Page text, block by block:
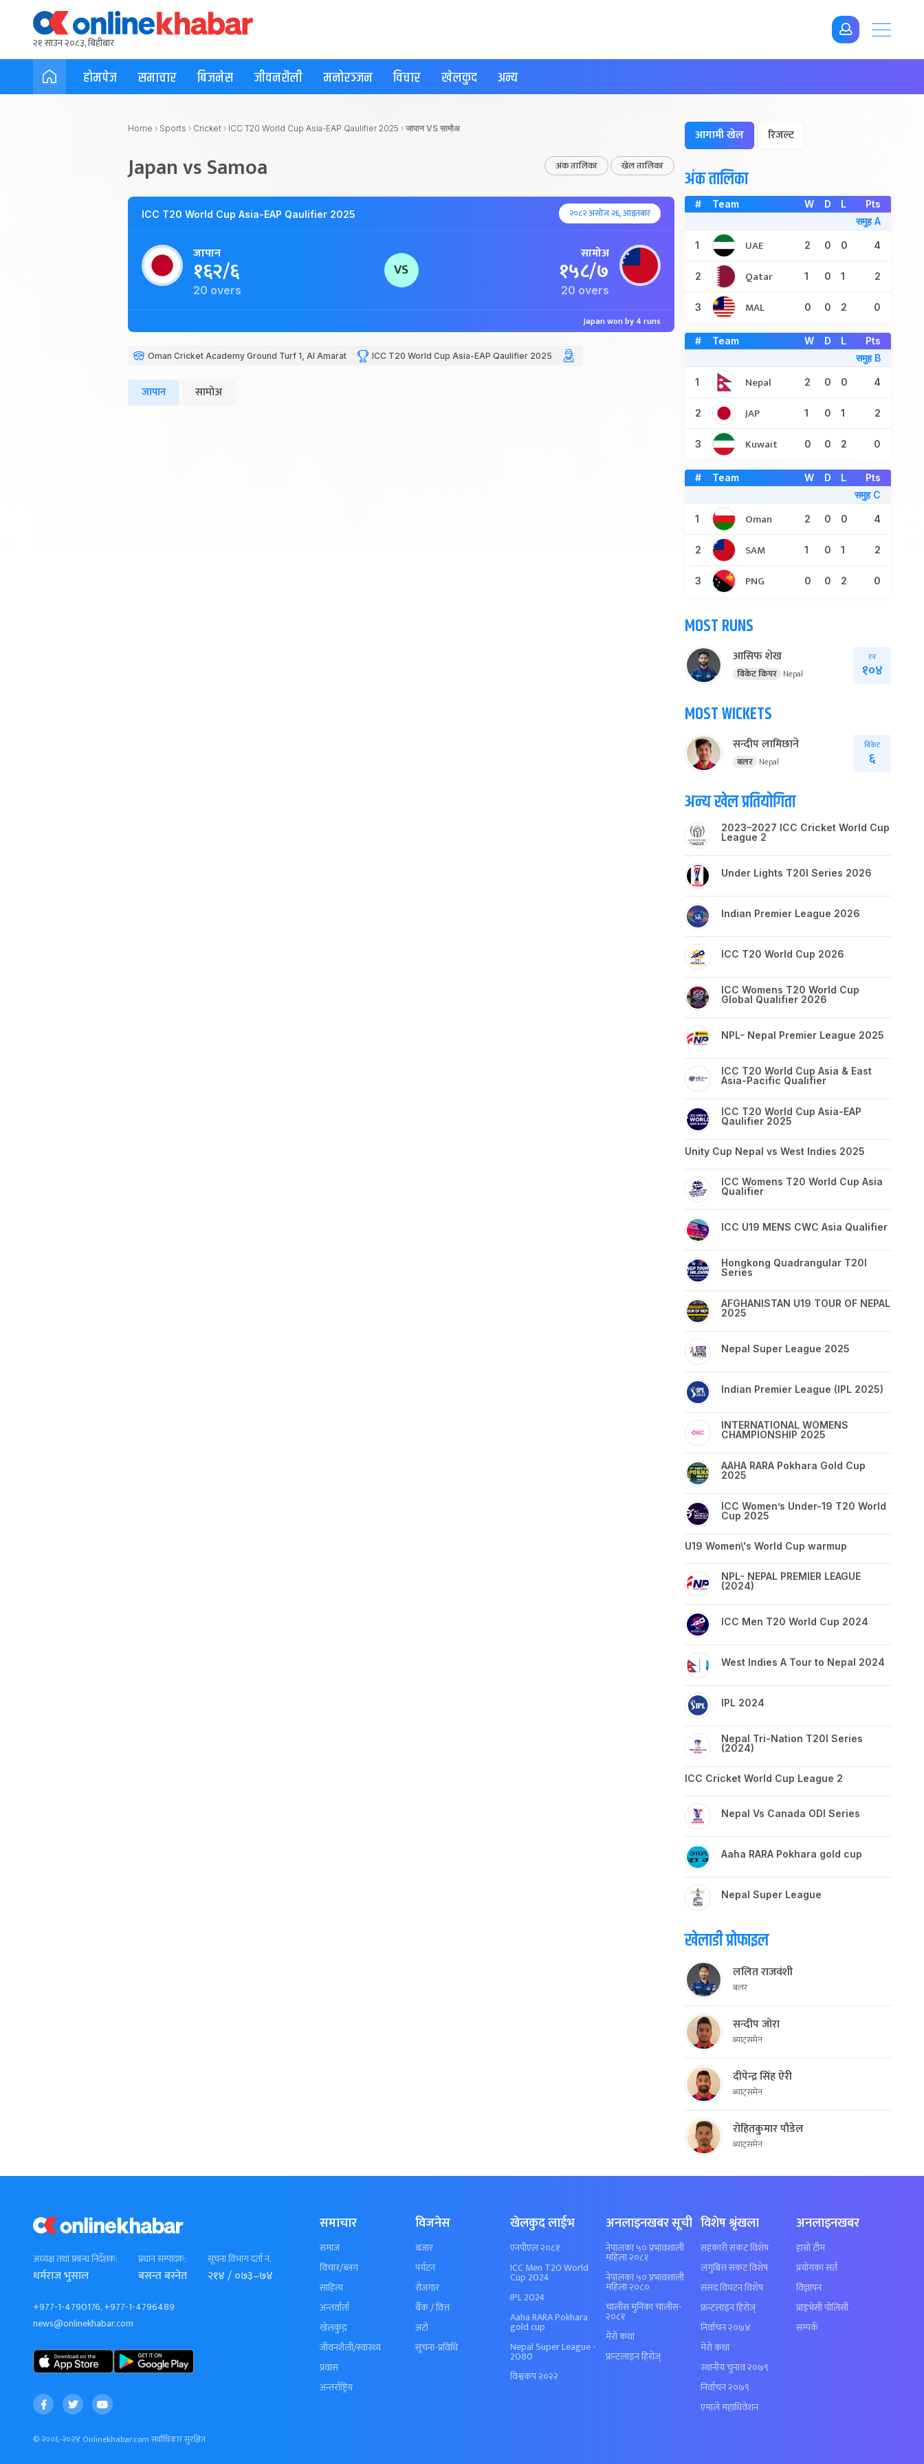
२१ साउन २०८३, बिहीबार
होमपेज समाचार बिजनेस जीवनशैली मनोरञ्जन विचार खेलकुद अन्य
Home › Sports › Cricket › ICC T20 World Cup Asia-EAP Qaulifier 2025 › जापान VS सामोअ
Japan vs Samoa अंक तालिका खेल तालिका
ICC T20 World Cup Asia-EAP Qaulifier 2025 २०८२ असोज २६, आइतबार
जापान
१६२/६
20 overs
VS
सामोअ
१५८/७
20 overs
Japan won by 4 runs
Oman Cricket Academy Ground Turf 1, Al Amarat ICC T20 World Cup Asia-EAP Qaulifier 2025
जापान सामोअ
आगामी खेल रिजल्ट
अंक तालिका
# Team W D L
Pts
समुह A
1 UAE 2 0 0 4
2 Qatar 1 0 1 2
3 MAL 0 0 2 0
# Team W D L
Pts
समुह B
1 Nepal 2 0 0 4
2 JAP 1 0 1 2
3 Kuwait 0 0 2 0
# Team W D L
Pts
समुह C
1 Oman 2 0 0 4
2 SAM 1 0 1 2
3 PNG 0 0 2 0
MOST RUNS
आसिफ शेख
विकेट किपर Nepal
रन
१०४
MOST WICKETS
सन्दीप लामिछाने
बलर Nepal
विकेट
६
अन्य खेल प्रतियोगिता
2023–2027 ICC Cricket World Cup
League 2
Under Lights T20I Series 2026
Indian Premier League 2026
ICC T20 World Cup 2026
ICC Womens T20 World Cup
Global Qualifier 2026
NPL- Nepal Premier League 2025
ICC T20 World Cup Asia & East
Asia-Pacific Qualifier
ICC T20 World Cup Asia-EAP
Qaulifier 2025
Unity Cup Nepal vs West Indies 2025
ICC Womens T20 World Cup Asia
Qualifier
ICC U19 MENS CWC Asia Qualifier
Hongkong Quadrangular T20I
Series
AFGHANISTAN U19 TOUR OF NEPAL
2025
Nepal Super League 2025
Indian Premier League (IPL 2025)
INTERNATIONAL WOMENS
CHAMPIONSHIP 2025
AAHA RARA Pokhara Gold Cup
2025
ICC Women’s Under-19 T20 World
Cup 2025
U19 Women\'s World Cup warmup
NPL- NEPAL PREMIER LEAGUE
(2024)
ICC Men T20 World Cup 2024
West Indies A Tour to Nepal 2024
IPL 2024
Nepal Tri-Nation T20I Series
(2024)
ICC Cricket World Cup League 2
Nepal Vs Canada ODI Series
Aaha RARA Pokhara gold cup
Nepal Super League
खेलाडी प्रोफाइल
ललित राजवंशी
बलर
सन्दीप जोरा
ब्याट्समेन
दीपेन्द्र सिंह ऐरी
ब्याट्समेन
रोहितकुमार पौडेल
ब्याट्समेन
अध्यक्ष तथा प्रबन्ध निर्देशक:
धर्मराज भुसाल
प्रधान सम्पादक:
बसन्त बस्नेत
सूचना विभाग दर्ता नं.
२१४ / ०७३–७४
+977-1-4790176, +977-1-4796489
news@onlinekhabar.com
© २००६-२०२४ Onlinekhabar.com सर्वाधिकार सुरक्षित
समाचार
समाज
विचार/ब्लग
साहित्य
अन्तर्वार्ता
खेलकुद़़
जीवनशैली/स्वास्थ्य
प्रवास
अन्तर्राष्ट्रिय
विजनेस
बजार
पर्यटन
रोजगार
बैँक / वित्त
अटो
सूचना-प्रविधि
खेलकुद लाईभ
एनपीएल २०८१
ICC Men T20 World
Cup 2024
IPL 2024
Aaha RARA Pokhara
gold cup
Nepal Super League -
2080
विश्वकप २०२२
अनलाइनखबर सूची
नेपालका ५० प्रभावशाली
महिला २०८१
नेपालका ५० प्रभावशाली
महिला २०८०
चालीस मुनिका चालीस-
२०८१
मेरो कथा
फ्रन्टलाइन हिरोज्
विशेष श्रृंखला
सहकारी संकट विशेष
लगुबित्त संकट विशेष
संसद विघटन विशेष
फ्रन्टलाइन हिरोज्
निर्वाचन २०७४
मेरो कथा
स्थानीय चुनाव २०७९
निर्वाचन २०७९
एमाले महाधिवेशन
अनलाइनखबर
हाम्रो टीम
प्रयोगका सर्त
विज्ञापन
प्राइभेसी पोलिसी
सम्पर्क